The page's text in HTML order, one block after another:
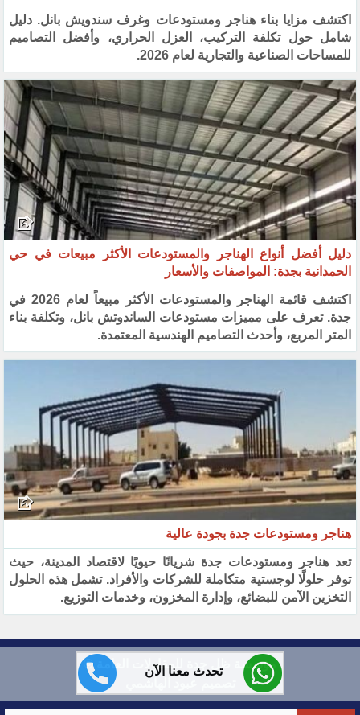
تحدث معنا الآن
اكتشف مزايا بناء هناجر ومستودعات وغرف سندويش بانل. دليل
شامل حول تكلفة التركيب، العزل الحراري، وأفضل التصاميم
للمساحات الصناعية والتجارية لعام 2026.
دليل أفضل أنواع الهناجر والمستودعات الأكثر مبيعات في حي
الحمدانية بجدة: المواصفات والأسعار
اكتشف قائمة الهناجر والمستودعات الأكثر مبيعاً لعام 2026 في
جدة. تعرف على مميزات مستودعات الساندوتش بانل، وتكلفة بناء
المتر المربع، وأحدث التصاميم الهندسية المعتمدة.
هناجر ومستودعات جدة بجودة عالية
تعد هناجر ومستودعات جدة شريانًا حيويًا لاقتصاد المدينة، حيث
توفر حلولًا لوجستية متكاملة للشركات والأفراد. تشمل هذه الحلول
التخزين الآمن للبضائع، وإدارة المخزون، وخدمات التوزيع.
مؤسسة ظل جدة للمقاولات العامة ©